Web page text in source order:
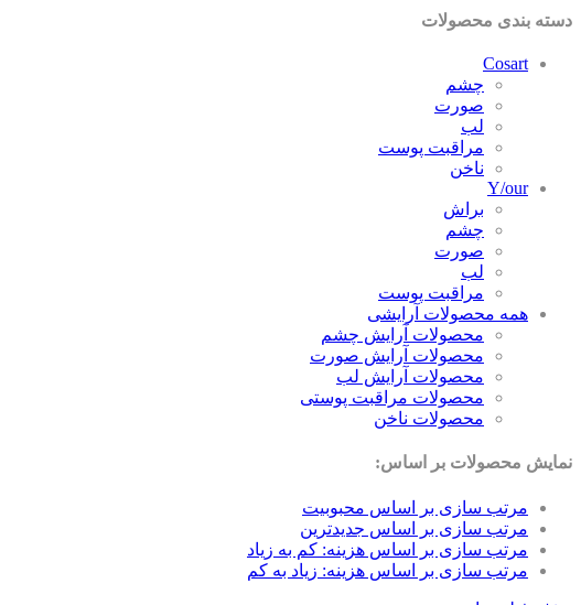
دسته بندی محصولات
Cosart
چشم
صورت
لب
مراقبت پوست
ناخن
Y/our
براش
چشم
صورت
لب
مراقبت پوست
همه محصولات آرایشی
محصولات آرایش چشم
محصولات آرایش صورت
محصولات آرایش لب
محصولات مراقبت پوستی
محصولات ناخن
نمایش محصولات بر اساس:
مرتب سازی بر اساس محبوبیت
مرتب سازی بر اساس جدیدترین
مرتب سازی بر اساس هزینه: کم به زیاد
مرتب سازی بر اساس هزینه: زیاد به کم